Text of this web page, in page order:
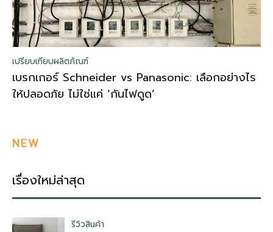
เปรียบเทียบผลิตภัณฑ์
เบรกเกอร์ Schneider vs Panasonic: เลือกอย่างไร
ให้ปลอดภัย ไม่ใช่แค่ ‘กันไฟดูด’
NEW
เรื่องใหม่ล่าสุด
รีวิวสินค้า